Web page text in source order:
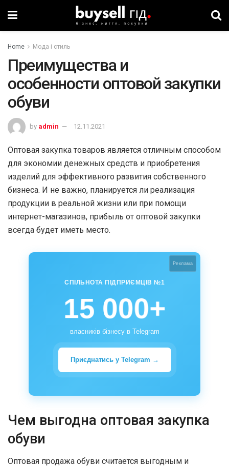
Home Мода і стиль
Преимущества и
особенности оптовой закупки
обуви
by admin 12.11.2021
Оптовая закупка товаров является отличным способом
для экономии денежных средств и приобретения
изделий для эффективного развития собственного
бизнеса. И не важно, планируется ли реализация
продукции в реальной жизни или при помощи
интернет-магазинов, прибыль от оптовой закупки
всегда будет иметь место.
Реклама
СПІЛЬНОТА ПІДПРИЄМЦІВ №1
15 000+
власників бізнесу в Telegram
Приєднатись у Telegram →
Чем выгодна оптовая закупка
обуви
Оптовая продажа обуви считается выгодным и